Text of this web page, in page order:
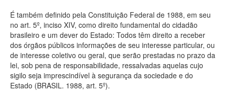
Administração
Legislação
Agenda
Perguntas frequentes
Contato
É também definido pela Constituição Federal de 1988, em seu
no art. 5º, inciso XIV, como direito fundamental do cidadão
brasileiro e um dever do Estado: Todos têm direito a receber
dos órgãos públicos informações de seu interesse particular, ou
de interesse coletivo ou geral, que serão prestadas no prazo da
lei, sob pena de responsabilidade, ressalvadas aquelas cujo
sigilo seja imprescindível à segurança da sociedade e do
Estado (BRASIL. 1988, art. 5º).